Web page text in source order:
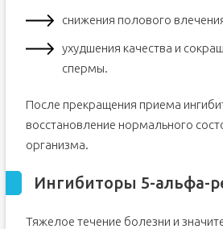
снижения полового
ухудшения качества и
спермы.
После прекращения приема
восстановление нормального
организма.
Ингибиторы 5-альфа-
Тяжелое течение болезни и